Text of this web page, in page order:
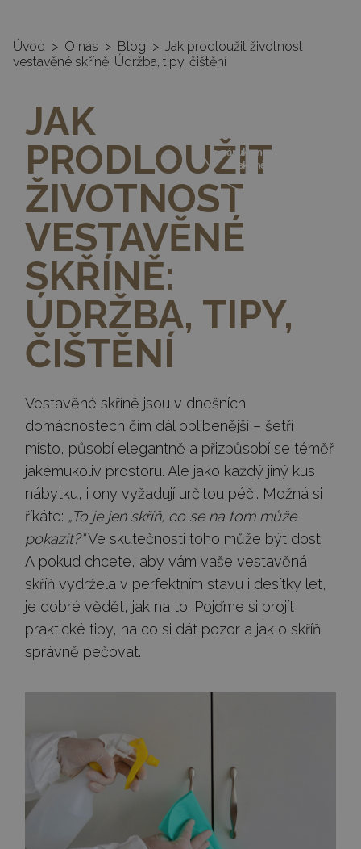
a záruka na vestavěné
skříně 10 let
Úvod > O nás > Blog > Jak prodloužit životnost
vestavěné skříně: Údržba, tipy, čištění
JAK
PRODLOUŽIT
ŽIVOTNOST
VESTAVĚNÉ
SKŘÍNĚ:
ÚDRŽBA, TIPY,
ČIŠTĚNÍ
Vestavěné skříně jsou v dnešních
domácnostech čím dál oblíbenější – šetří
místo, působí elegantně a přizpůsobí se téměř
jakémukoliv prostoru. Ale jako každý jiný kus
nábytku, i ony vyžadují určitou péči. Možná si
říkáte: „To je jen skříň, co se na tom může
pokazit?“Ve skutečnosti toho může být dost.
A pokud chcete, aby vám vaše vestavěná
skříň vydržela v perfektním stavu i desítky let,
je dobré vědět, jak na to. Pojďme si projít
praktické tipy, na co si dát pozor a jak o skříň
správně pečovat.